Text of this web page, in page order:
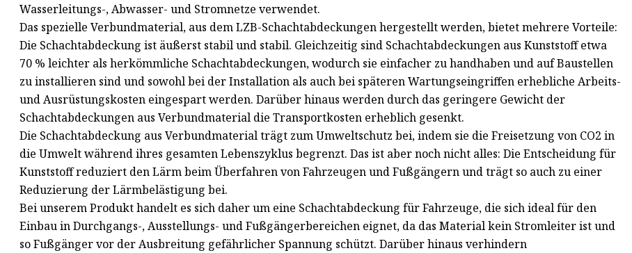
Wasserleitungs-, Abwasser- und Stromnetze verwendet.
Das spezielle Verbundmaterial, aus dem LZB-Schachtabdeckungen hergestellt werden, bietet mehrere Vorteile:
Die Schachtabdeckung ist äußerst stabil und stabil. Gleichzeitig sind Schachtabdeckungen aus Kunststoff etwa
70 % leichter als herkömmliche Schachtabdeckungen, wodurch sie einfacher zu handhaben und auf Baustellen
zu installieren sind und sowohl bei der Installation als auch bei späteren Wartungseingriffen erhebliche Arbeits-
und Ausrüstungskosten eingespart werden. Darüber hinaus werden durch das geringere Gewicht der
Schachtabdeckungen aus Verbundmaterial die Transportkosten erheblich gesenkt.
Die Schachtabdeckung aus Verbundmaterial trägt zum Umweltschutz bei, indem sie die Freisetzung von CO2 in
die Umwelt während ihres gesamten Lebenszyklus begrenzt. Das ist aber noch nicht alles: Die Entscheidung für
Kunststoff reduziert den Lärm beim Überfahren von Fahrzeugen und Fußgängern und trägt so auch zu einer
Reduzierung der Lärmbelästigung bei.
Bei unserem Produkt handelt es sich daher um eine Schachtabdeckung für Fahrzeuge, die sich ideal für den
Einbau in Durchgangs-, Ausstellungs- und Fußgängerbereichen eignet, da das Material kein Stromleiter ist und
so Fußgänger vor der Ausbreitung gefährlicher Spannung schützt. Darüber hinaus verhindern